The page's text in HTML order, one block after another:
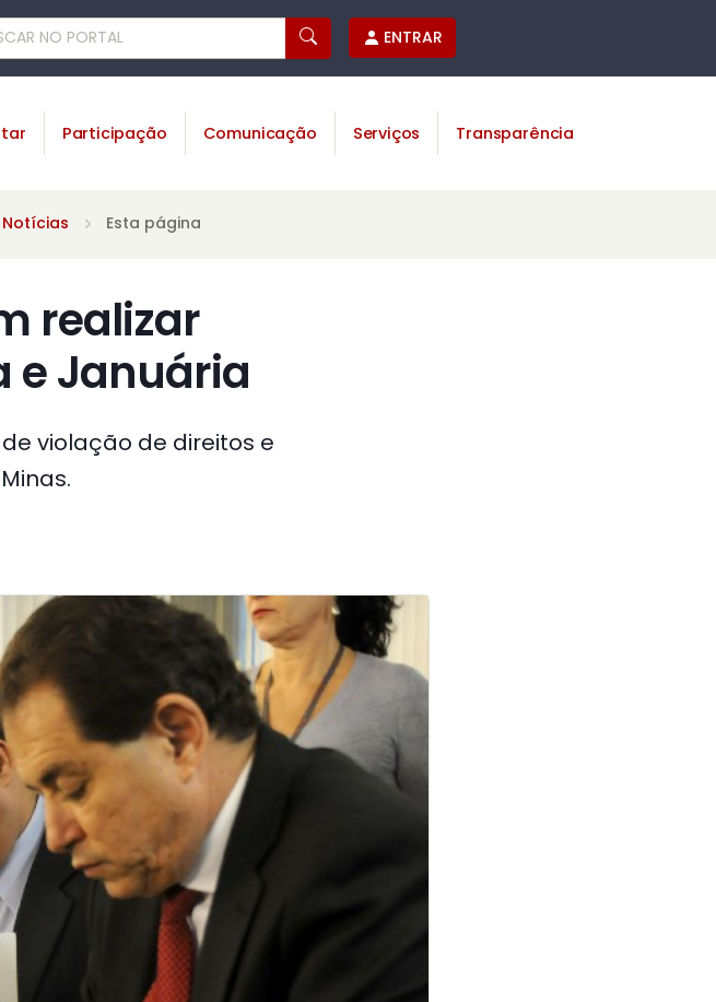
ENTRAR
Participação Comunicação Serviços Transparência
Notícias Esta página
realizar
e Januária
violação de direitos e